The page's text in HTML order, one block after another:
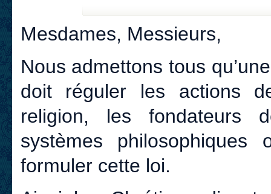
Mesdames, Messieurs,
Nous admettons tous
doit réguler les actions
religion, les fondateurs
systèmes
formuler cette loi.